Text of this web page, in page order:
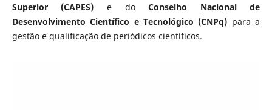
Superior (CAPES) e doConselho Nacional de
Desenvolvimento Científico e Tecnológico (CNPq) para a
gestão e qualificação de periódicos científicos.